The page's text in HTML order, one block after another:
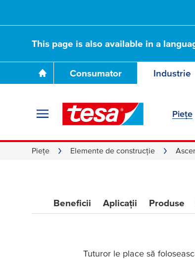
This page is also available in a
Consumator Industrie
Piețe
Piețe Elemente de construcție
Beneficii Aplicații Produse
Tuturor le place să